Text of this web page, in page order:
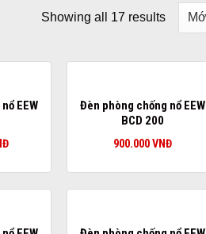
Showing all 17 results
EEW
Đèn phòng chống nổ EEW
BCD 200
900.000VNĐ